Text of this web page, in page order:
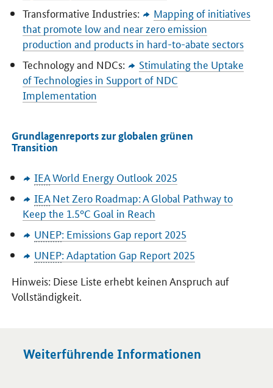
Transformative Industries:
Mapping of initiatives
that promote low and near zero emission
production and products in hard-to-abate sectors
Technology and NDCs:
Stimulating the Uptake
of Technologies in Support of NDC
Implementation
Grundlagenreports zur globalen grünen
Transition
IEAWorld Energy Outlook 2025
IEA Net Zero Roadmap: A Global Pathway to
Keep the 1.5°C Goal in Reach
UNEP: Emissions Gap report2025
UNEP: Adaptation Gap Report2025
Hinweis: Diese Liste erhebt keinen Anspruch auf
Vollständigkeit.
Weiterführende Informationen